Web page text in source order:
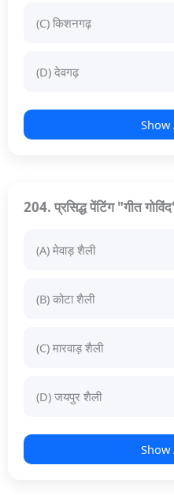
(C) किशनगढ़
(D) देवगढ़
Show
204. प्रसिद्ध पेंटिंग "गीत
(A) मेवाड़ शैली
(B) कोटा शैली
(C) मारवाड़ शैली
(D) जयपुर शैली
Show